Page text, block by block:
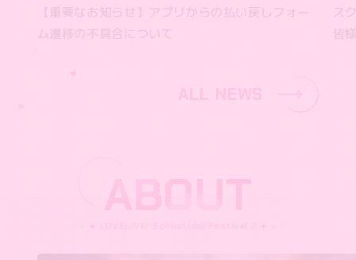
【重要なお知らせ】アプリからの払い戻しフォー
ム遷移の不具合について
ス
皆
ALL NEWS
ABOUT